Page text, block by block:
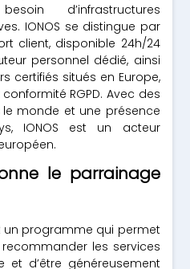
d’infrastructures
IONOS se distingue par
client, disponible 24h/24
personnel dédié, ainsi
certifiés situés en Europe,
RGPD. Avec des
monde et une présence
IONOS est un acteur
le parrainage
programme qui permet
les services
et d’être généreusement